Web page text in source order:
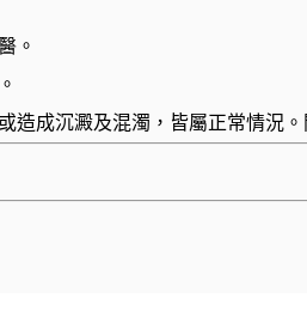
。
成沉澱及混濁，皆屬正常情況